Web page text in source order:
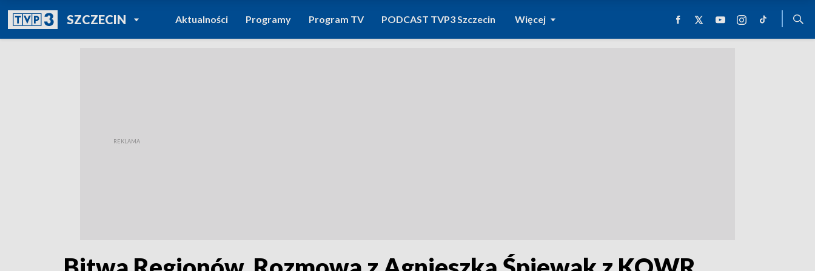
SZCZECINPOWRÓT DO
TVP REGIONY
Aktualności Programy Program TV PODCAST TVP3 Szczecin Więcej